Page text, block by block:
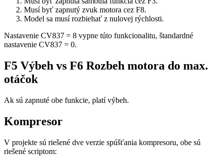
Musí byť zapnutý zvuk motora cez F8.
Model sa musí rozbiehať z nulovej rýchlosti.
Nastavenie CV837 = 8 vypne túto funkcionalitu, štandardné
nastavenie CV837 = 0.
F5 Výbeh vs F6 Rozbeh motora do max.
otáčok
Ak sú zapnuté obe funkcie, platí výbeh.
Kompresor
V projekte sú riešené dve verzie spúšťania kompresoru, obe sú
riešené scriptom: